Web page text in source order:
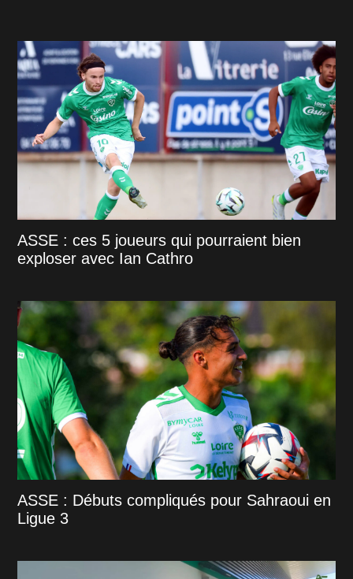
ASSE : ces 5 joueurs qui pourraient bien
exploser avec Ian Cathro
ASSE : Débuts compliqués pour Sahraoui en
Ligue 3